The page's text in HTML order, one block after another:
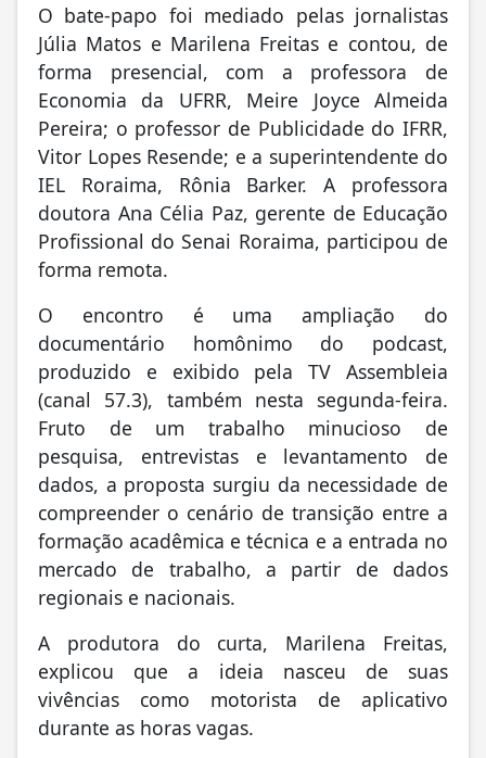
O bate-papo foi mediado pelas jornalistas
Júlia Matos e Marilena Freitas e contou, de
forma presencial, com a professora de
Economia da UFRR, Meire Joyce Almeida
Pereira; o professor de Publicidade do IFRR,
Vitor Lopes Resende; e a superintendente do
IEL Roraima, Rônia Barker. A professora
doutora Ana Célia Paz, gerente de Educação
Profissional do Senai Roraima, participou de
forma remota.
O encontro é uma ampliação do
documentário homônimo do podcast,
produzido e exibido pela TV Assembleia
(canal 57.3), também nesta segunda-feira.
Fruto de um trabalho minucioso de
pesquisa, entrevistas e levantamento de
dados, a proposta surgiu da necessidade de
compreender o cenário de transição entre a
formação acadêmica e técnica e a entrada no
mercado de trabalho, a partir de dados
regionais e nacionais.
A produtora do curta, Marilena Freitas,
explicou que a ideia nasceu de suas
vivências como motorista de aplicativo
durante as horas vagas.